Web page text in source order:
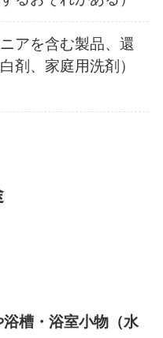
アを含む製品、還
剤、家庭用洗剤）
槽・浴室小物（水